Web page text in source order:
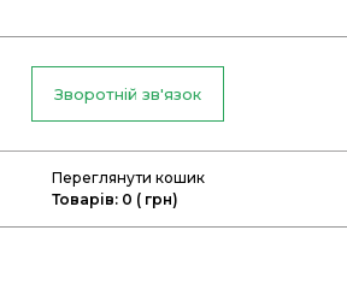
Зворотній зв'язок
Переглянути кошик
Товарів: 0 ( грн)